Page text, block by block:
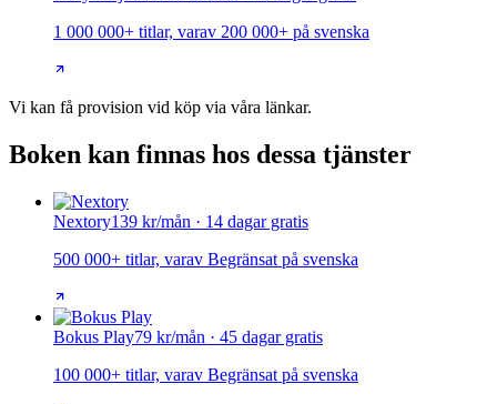
1 000 000+ titlar, varav 200 000+ på svenska
Vi kan få provision vid köp via våra länkar.
Boken kan finnas hos dessa tjänster
Nextory139 kr/mån · 14 dagar gratis
500 000+ titlar, varav Begränsat på svenska
Bokus Play79 kr/mån · 45 dagar gratis
100 000+ titlar, varav Begränsat på svenska